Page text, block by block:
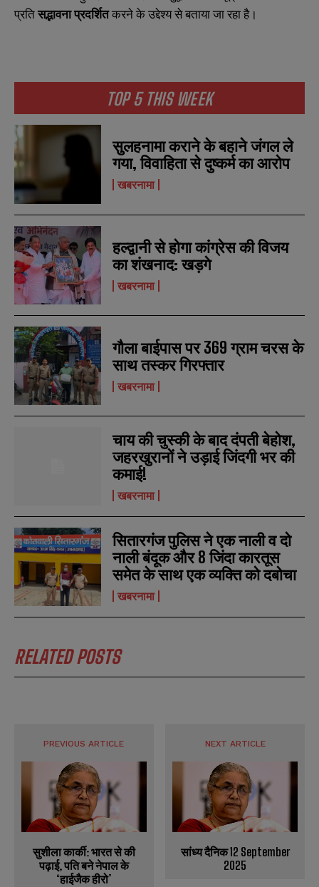
e
*
E
*
b
r
s
e
*
E
*
b
r
s
TOP 5 THIS WEEK
सुलहनामा कराने के बहाने जंगल ले
गया, विवाहिता से दुष्कर्म का आरोप
खबरनामा
हल्द्वानी से होगा कांग्रेस की विजय
का शंखनाद: खड़गे
खबरनामा
गौला बाईपास पर 369 ग्राम चरस के
साथ तस्कर गिरफ्तार
खबरनामा
चाय की चुस्की के बाद दंपती बेहोश,
जहरखुरानों ने उड़ाई जिंदगी भर की
कमाई!
खबरनामा
सितारगंज पुलिस ने एक नाली व दो
नाली बंदूक और 8 जिंदा कारतूस
समेत के साथ एक व्यक्ति को दबोचा
खबरनामा
RELATED POSTS
प्रतिसद्भावना प्रदर्शितकरने के उद्देश्य से बताया जा रहा है।
PREVIOUS ARTICLE
सुशीला कार्की: भारत से की
पढ़ाई, पति बने नेपाल के
‘हाईजैक हीरो’
NEXT ARTICLE
सांध्य दैनिक 12 September
2025